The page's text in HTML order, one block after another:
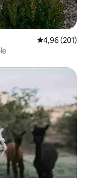
Évaluation
4,96 (201)